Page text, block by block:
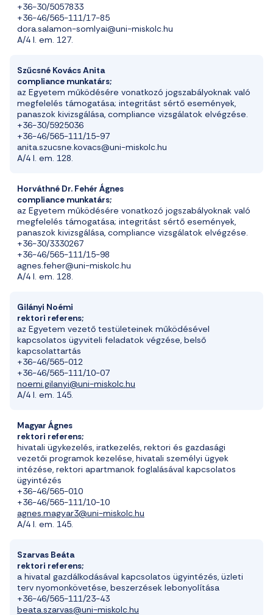
+36-30/5057833
+36-46/565-111/17-85
dora.salamon-somlyai@uni-miskolc.hu
A/4 I. em. 127.
Szűcsné Kovács Anita
compliance munkatárs;
az Egyetem működésére vonatkozó jogszabályoknak való
megfelelés támogatása; integritást sértő események,
panaszok kivizsgálása, compliance vizsgálatok elvégzése.
+36-30/5925036
+36-46/565-111/15-97
anita.szucsne.kovacs@uni-miskolc.hu
A/4 I. em. 128.
Horváthné Dr. Fehér Ágnes
compliance munkatárs;
az Egyetem működésére vonatkozó jogszabályoknak való
megfelelés támogatása; integritást sértő események,
panaszok kivizsgálása, compliance vizsgálatok elvégzése.
+36-30/3330267
+36-46/565-111/15-98
agnes.feher@uni-miskolc.hu
A/4 I. em. 128.
Gilányi Noémi
rektori referens;
az Egyetem vezető testületeinek működésével
kapcsolatos ügyviteli feladatok végzése, belső
kapcsolattartás
+36-46/565-012
+36-46/565-111/10-07
noemi.gilanyi@uni-miskolc.hu
A/4 I. em. 145
Magyar Ágnes
rektori referens;
hivatali ügykezelés, iratkezelés, rektori és gazdasági
vezetői programok kezelése , hivatali személyi ügyek
intézése , rektori apartmanok foglalásával kapcsolatos
ügyintézés
+36-46/565-010
+36-46/565-111/10-10
agnes.magyar3@uni-miskolc.hu
A/4 I. em. 145
Szarvas Beáta
rektori referens;
a hivatal gazdálkodásával kapcsolatos ügyintézés, üzleti
terv nyomonkövetése , beszerzések lebonyolítása
+36-46/565-111/23-43
beata.szarvas@uni-miskolc.hu